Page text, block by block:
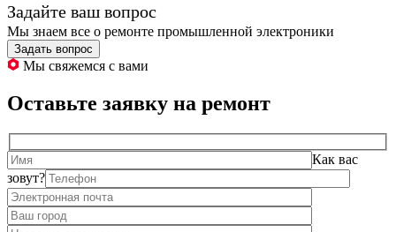
Задайте ваш вопрос
Мы знаем все о ремонте промышленной электроники
Задать вопрос
Мы свяжемся с вами
Оставьте заявку на ремонт
Как вас
зовут?